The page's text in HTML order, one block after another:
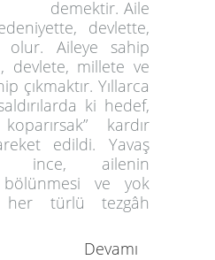
demektir. Aile
devlette,
Aileye sahip
devlete, millete ve
çıkmaktır. Yıllarca
ki hedef,
kardır
edildi. Yavaş
ince, ailenin
bölünmesi ve yok
her türlü tezgâh
Devamı